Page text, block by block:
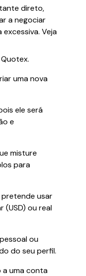
direto,
a negociar
Veja
uma nova
ele será
e
misture
para
pretende usar
(USD) ou real
ou
do seu perfil.
a uma conta